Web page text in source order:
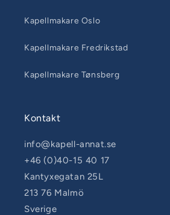
Kapellmakare Oslo
Kapellmakare Fredrikstad
Kapellmakare Tønsberg
Kontakt
info@kapell-annat.se
+46 (0)40-15 40 17
Kantyxegatan 25L
213 76 Malmö
Sverige